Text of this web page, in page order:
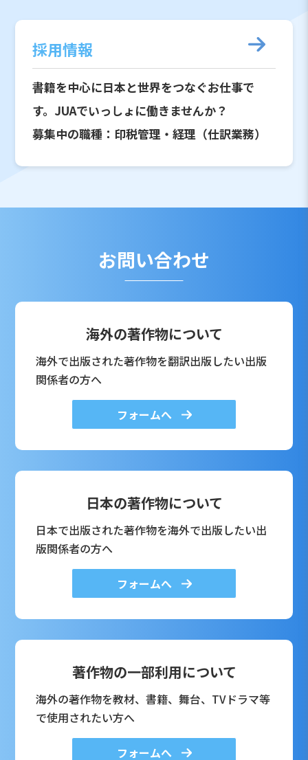
採用情報
書籍を中心に日本と世界をつなぐお仕事で
す。JUAでいっしょに働きませんか？
募集中の職種：印税管理・経理（仕訳業務）
お問い合わせ
海外の著作物について
海外で出版された著作物を翻訳出版したい出版
関係者の方へ
フォームへ
日本の著作物について
日本で出版された著作物を海外で出版したい出
版関係者の方へ
フォームへ
著作物の一部利用について
海外の著作物を教材、書籍、舞台、TVドラマ等
で使用されたい方へ
フォームへ